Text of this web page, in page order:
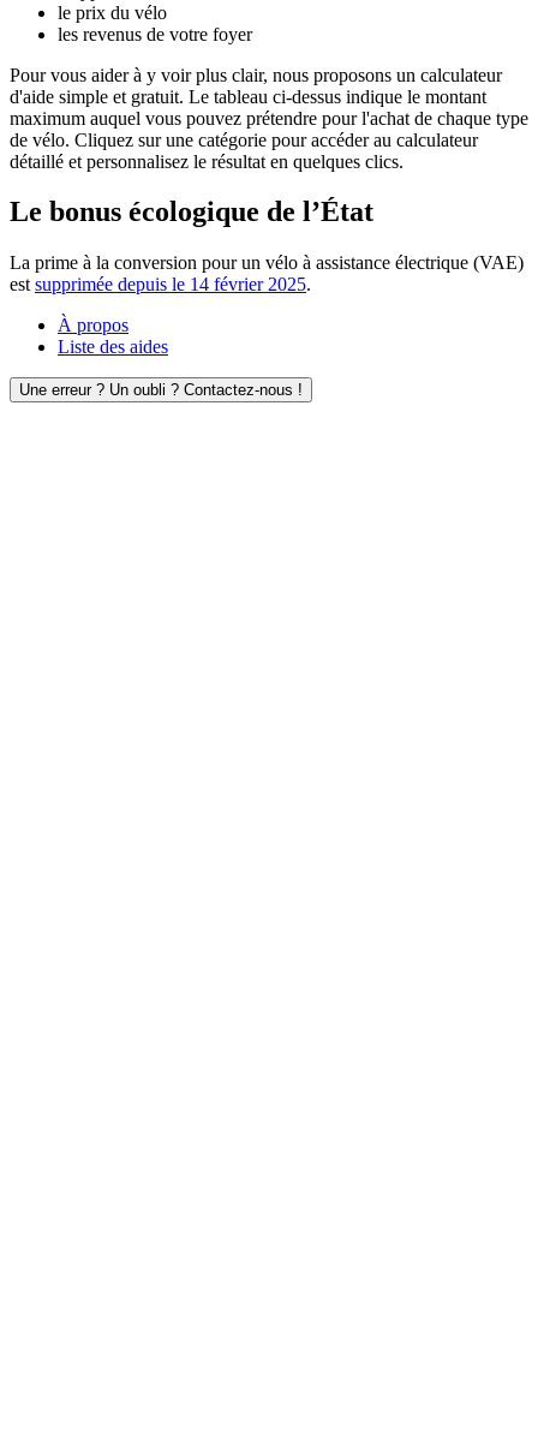
le prix du vélo
les revenus de votre foyer
Pour vous aider à y voir plus clair, nous proposons un calculateur
d'aide simple et gratuit. Le tableau ci-dessus indique le montant
maximum auquel vous pouvez prétendre pour l'achat de chaque type
de vélo. Cliquez sur une catégorie pour accéder au calculateur
détaillé et personnalisez le résultat en quelques clics.
Le bonus écologique de l’État
La prime à la conversion pour un vélo à assistance électrique (VAE)
est supprimée depuis le 14 février 2025.
À propos
Liste des aides
Une erreur ? Un oubli ? Contactez-nous !